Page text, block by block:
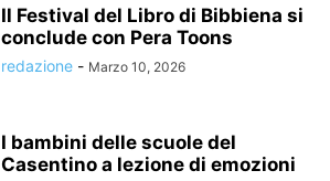
Il Festival del Libro di Bibbiena si
conclude con Pera Toons
redazione - Marzo 10, 2026
I bambini delle scuole del
Casentino a lezione di emozioni